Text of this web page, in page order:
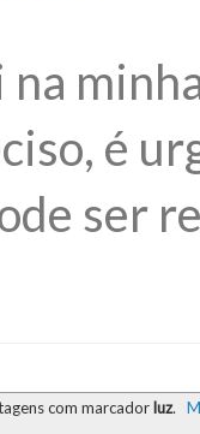
é
ser
com marcador luz.